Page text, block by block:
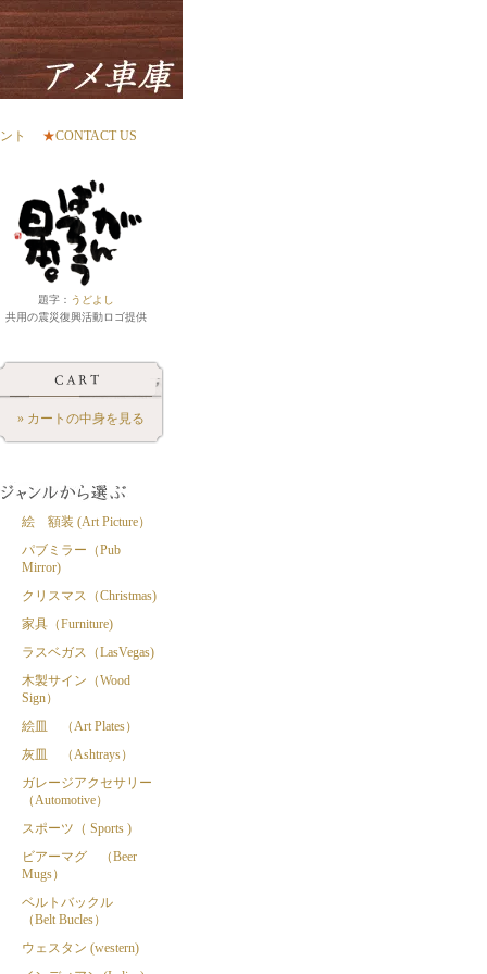
ト ★CONTACT US
題字： うどよし
共用の震災復興活動ロゴ提供
» カートの中身を見る
絵 額装 (Art Picture）
パブミラー（Pub
Mirror)
クリスマス（Christmas)
家具（Furniture)
ラスベガス（LasVegas)
木製サイン（Wood
Sign）
絵皿 （Art Plates）
灰皿 （Ashtrays）
ガレージアクセサリー
（Automotive）
スポーツ（ Sports )
ビアーマグ （Beer
Mugs）
ベルトバックル
（Belt Bucles）
ウェスタン (western)